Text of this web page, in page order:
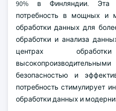
90% в Финляндии. Эта
потребность в мощных и
обработки данных для
обработки и анализа
центрах
безопасностью и
потребность стимулирует
обработки данных и